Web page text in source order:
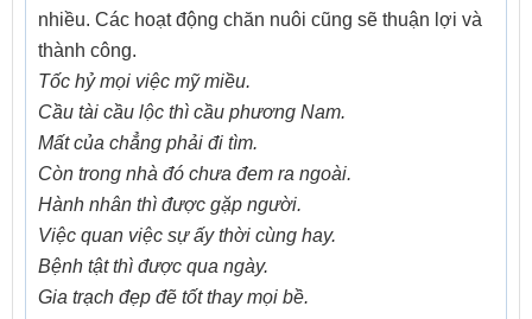
nhiều. Các hoạt động chăn nuôi cũng sẽ thuận lợi và
thành công.
Tốc hỷ mọi việc mỹ miều.
Cầu tài cầu lộc thì cầu phương Nam.
Mất của chẳng phải đi tìm.
Còn trong nhà đó chưa đem ra ngoài.
Hành nhân thì được gặp người.
Việc quan việc sự ấy thời cùng hay.
Bệnh tật thì được qua ngày.
Gia trạch đẹp đẽ tốt thay mọi bề.